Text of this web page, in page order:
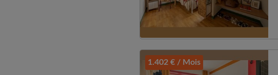
1.402 € / Mois